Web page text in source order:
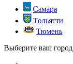
Самара
Тольятти
Тюмень
Выберите ваш город